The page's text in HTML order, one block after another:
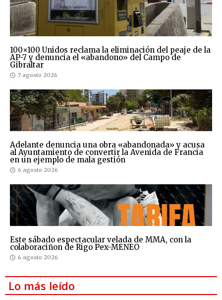
100×100 Unidos reclama la eliminación del peaje de la
AP-7 y denuncia el «abandono» del Campo de
Gibraltar
7 agosto 2026
Adelante denuncia una obra «abandonada» y acusa
al Ayuntamiento de convertir la Avenida de Francia
en un ejemplo de mala gestión
6 agosto 2026
Este sábado espectacular velada de MMA, con la
colaboraciñon de Rigo Pex-MENEO
6 agosto 2026
Lo más leído